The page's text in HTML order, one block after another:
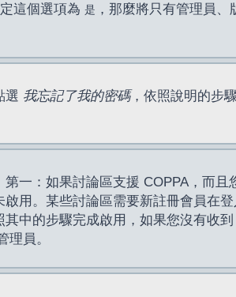
這個選項為 是 ，那麼將只有管理員
選 我忘記了我的密碼，依照說明的步
一：如果討論區支援 COPPA，而
用。某些討論區需要新註冊會員在
中的步驟完成啟用，如果您沒有收
員。